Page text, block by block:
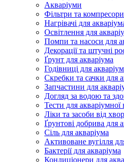
Акваріуми
Фільтри та
Нагрівачі для
Освітлення для
Помпи та насоси для
Декорації та штучні
Ґрунт для акваріума
Годівниці для
Скребки та сачки для
Запчастини для
Догляд за водою та
Тести для акваріумної
Ліки та засоби від
Ґрунтові добрива для
Сіль для акваріума
Активоване вугілля
Бактерії для акваріума
Кондиціонери для